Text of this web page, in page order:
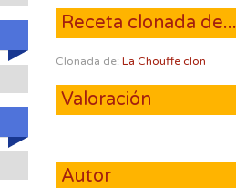
Receta clonada de...
Clonada de:La Chouffe clon
Valoración
Autor